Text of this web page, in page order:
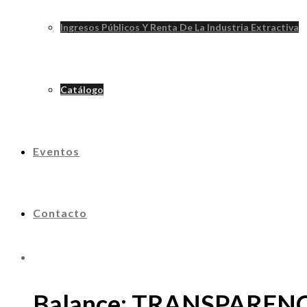
Ingresos Públicos Y Renta De La Industria Extractiva
Catálogo
Eventos
Contacto